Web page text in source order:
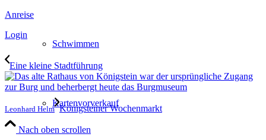
Schwimmen
Kartenvorverkauf
Anreise
Login
Eine kleine Stadtführung
Leonhard Helm Königsteiner Wochenmarkt
Nach oben scrollen